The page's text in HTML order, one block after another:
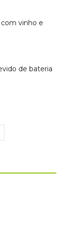
vinho e
de bateria